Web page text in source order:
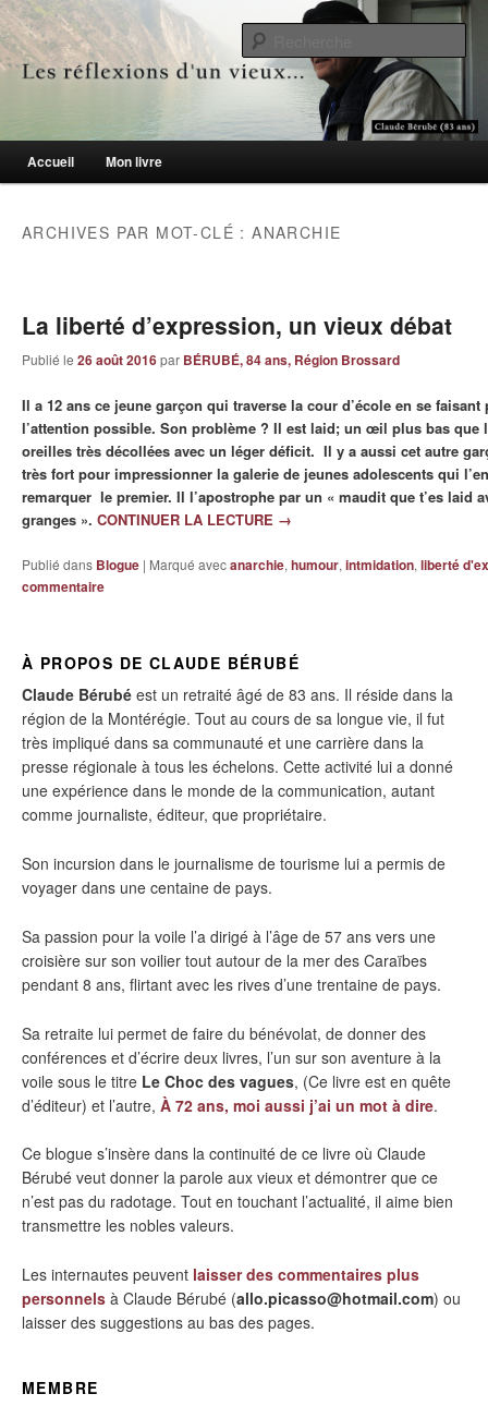
Les réflexions d'un vieux…
Le blogue des aînés de 65 ans et +
Menu principal
Aller au contenu principal
Aller au contenu secondaire
Accueil Mon livre
ARCHIVES PAR MOT-CLÉ :ANARCHIE
La liberté d’expression, un vieux débat
Publié le 26 août 2016par BÉRUBÉ, 84 ans, Région Brossard
Il a 12 ans ce jeune garçon qui traverse la cour d’école en se
l’attention possible. Son problème ? Il est laid; un œil plus bas que
oreilles très décollées avec un léger déficit. Il y a aussi cet autre
très fort pour impressionner la galerie de jeunes adolescents qui
remarquer le premier. Il l’apostrophe par un « maudit que t’es laid
granges ». CONTINUER LA LECTURE →
Publié dans Blogue | Marqué avecanarchie, humour, intmidation, liberté
commentaire
À PROPOS DE CLAUDE BÉRUBÉ
Claude Bérubé est un retraité âgé de 83 ans. Il réside dans la
région de la Montérégie. Tout au cours de sa longue vie, il fut
très impliqué dans sa communauté et une carrière dans la
presse régionale à tous les échelons. Cette activité lui a donné
une expérience dans le monde de la communication, autant
comme journaliste, éditeur, que propriétaire.
Son incursion dans le journalisme de tourisme lui a permis de
voyager dans une centaine de pays.
Sa passion pour la voile l’a dirigé à l’âge de 57 ans vers une
croisière sur son voilier tout autour de la mer des Caraïbes
pendant 8 ans, flirtant avec les rives d’une trentaine de pays.
Sa retraite lui permet de faire du bénévolat, de donner des
conférences et d’écrire deux livres, l’un sur son aventure à la
voile sous le titre Le Choc des vagues, (Ce livre est en quête
d’éditeur) et l’autre, À 72 ans, moi aussi j’ai un mot à dire.
Ce blogue s’insère dans la continuité de ce livre où Claude
Bérubé veut donner la parole aux vieux et démontrer que ce
n’est pas du radotage. Tout en touchant l’actualité, il aime bien
transmettre les nobles valeurs.
Les internautes peuvent laisser des commentaires plus
personnels à Claude Bérubé (allo.picasso@hotmail.com) ou
laisser des suggestions au bas des pages.
MEMBRE